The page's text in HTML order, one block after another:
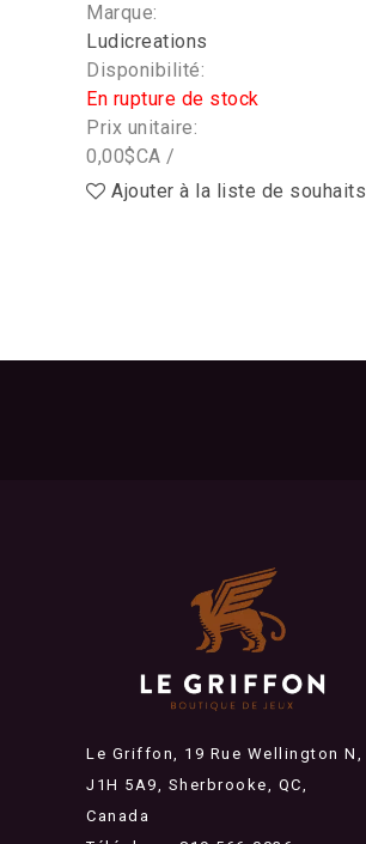
Marque:
Ludicreations
Disponibilité:
En rupture de stock
Prix unitaire:
0,00$CA /
Ajouter à la liste de souhaits
Le Griffon, 19 Rue Wellington N,
J1H 5A9, Sherbrooke, QC,
Canada